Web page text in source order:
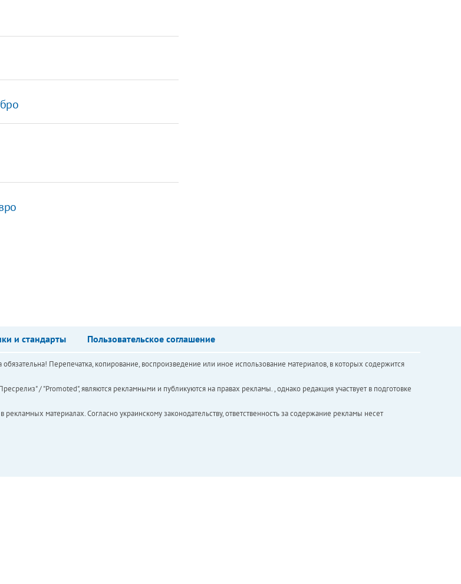
и стандарты Пользовательское соглашение
Перепечатка, копирование, воспроизведение или иное использование материалов, в которых содержится
/ "Promoted", являются рекламными и публикуются на правах рекламы. , однако редакция участвует в подготовке
материалах. Согласно украинскому законодательству, ответственность за содержание рекламы несет